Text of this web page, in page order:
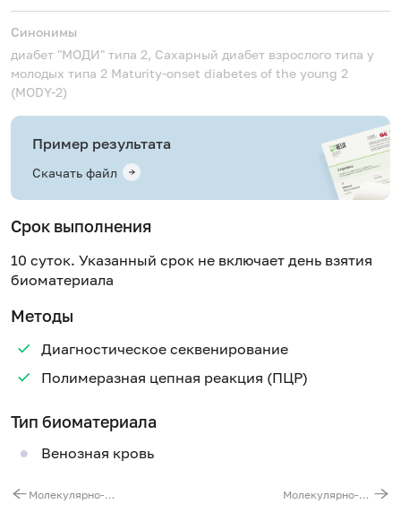
Синонимы
диабет "МОДИ" типа 2, Сахарный диабет взрослого типа у
молодых типа 2 Maturity-onset diabetes of the young 2
(MODY-2)
Пример результата
Скачать файл
Срок выполнения
10 суток. Указанный срок не включает день взятия
биоматериала
Методы
Диагностическое секвенирование
Полимеразная цепная реакция (ПЦР)
Тип биоматериала
Венозная кровь
Молекулярно-генетическая диагностика митохондриальных заболеваний и атрофии зрительного нерва Лебера (выявление делеций и дупликаций митохондриальной ДНК и 6 распространенных патогенных вариантов) Молекулярно-генетическая диагностика наследственного транстиретинового амилоидоза. Ген TTR